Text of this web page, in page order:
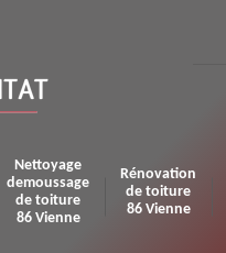
Nettoyage
demoussage
de toiture
86 Vienne
Rénovation
de toiture
86 Vienne